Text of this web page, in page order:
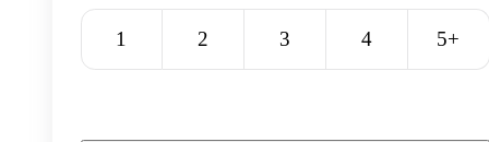
1 2 3 4 5+